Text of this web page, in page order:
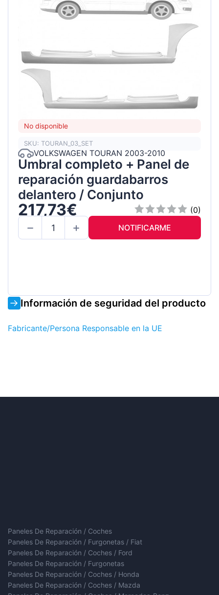
No disponible
SKU: TOURAN_03_SET
VOLKSWAGEN TOURAN 2003-2010
Umbral completo + Panel de
reparación guardabarros
delantero / Conjunto
217,73€
(0)
NOTIFICARME
Información de seguridad del producto
Fabricante/Persona Responsable en la UE
Paneles De Reparación / Coches
Paneles De Reparación / Furgonetas / Fiat
Paneles De Reparación / Coches / Ford
Paneles De Reparación / Furgonetas
Paneles De Reparación / Coches / Honda
Paneles De Reparación / Coches / Mazda